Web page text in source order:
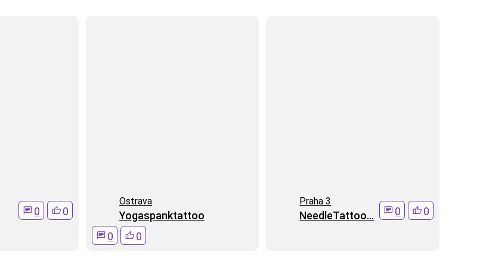
0 0
Ostrava
Yogaspanktattoo
0
0
Praha 3
NeedleTattoo... 0 0